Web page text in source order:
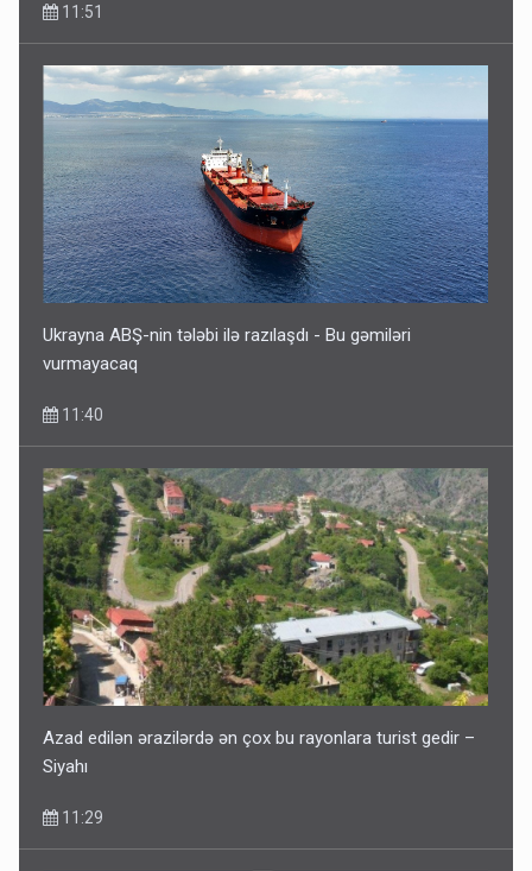
Geri çağırılan səfir Abel Məhərrəmovun oğludur - DOSYE
7 Avqust 14:07
11:51
Ukrayna ABŞ-nin tələbi ilə razılaşdı - Bu gəmiləri
vurmayacaq
11:40
Azad edilən ərazilərdə ən çox bu rayonlara turist gedir –
Siyahı
11:29